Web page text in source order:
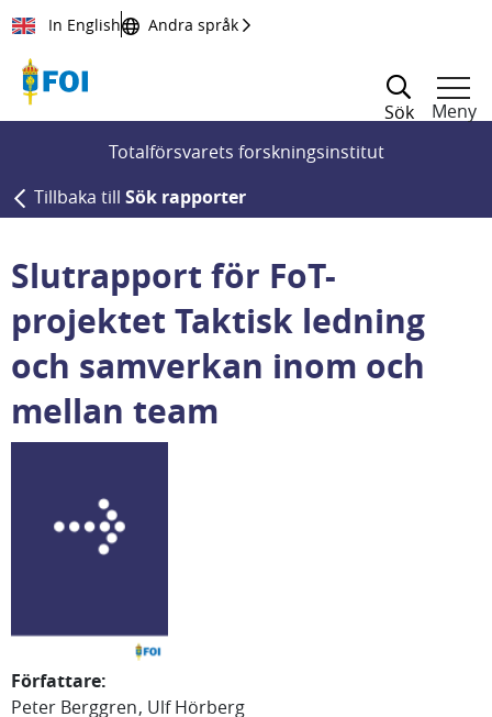
Till innehållet
In English Andra språk
Sök
Meny
Totalförsvarets forskningsinstitut
Tillbaka till Sök rapporter
Slutrapport för FoT-
projektet Taktisk ledning
och samverkan inom och
mellan team
Författare:
Peter Berggren Ulf Hörberg